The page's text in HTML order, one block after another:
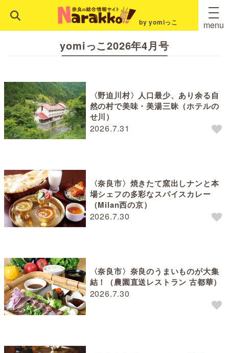
by yomiっこ menu
yomiっこ2026年4月号
2026.7.31
〈野迫川村〉人口最少、あり余る自
然の村で美味・美湯三昧（ホテルの
せ川）
2026.7.30
〈奈良市〉焼きたて窯出しナンと本
場シェフの多彩なスパイスカレー
（Milan西の京）
2026.7.30
〈奈良市〉奈良のうまいものが大集
結！（農園直送レストラン 古都華）